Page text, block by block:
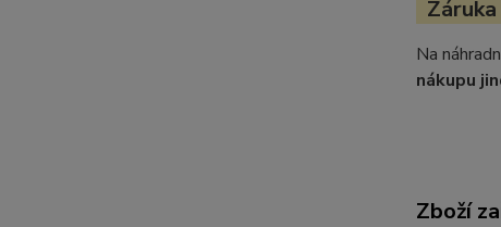
Na
nákupu
Zboží